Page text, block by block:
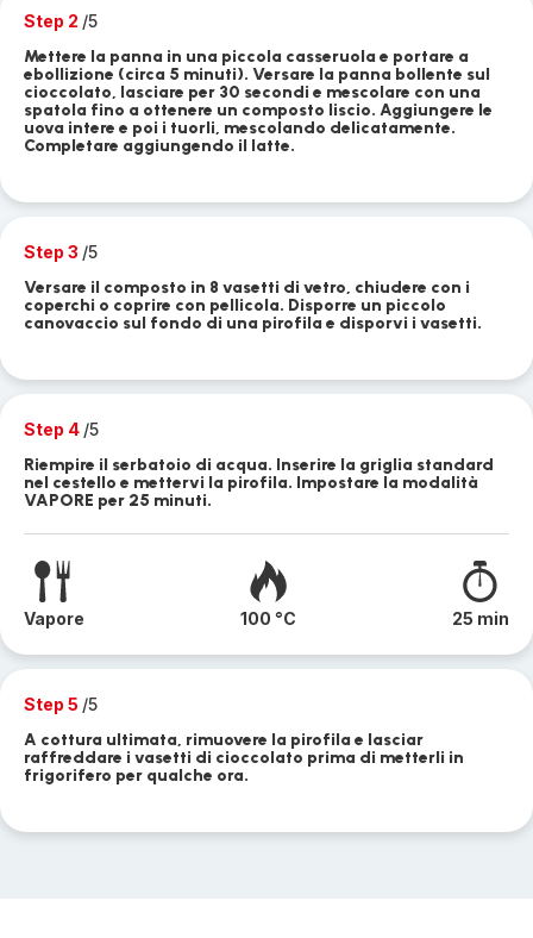
Step 2 /5
Mettere la panna in una piccola casseruola e portare a
ebollizione (circa 5 minuti). Versare la panna bollente sul
cioccolato, lasciare per 30 secondi e mescolare con una
spatola fino a ottenere un composto liscio. Aggiungere le
uova intere e poi i tuorli, mescolando delicatamente.
Completare aggiungendo il latte.
Step 3 /5
Versare il composto in 8 vasetti di vetro, chiudere con i
coperchi o coprire con pellicola. Disporre un piccolo
canovaccio sul fondo di una pirofila e disporvi i vasetti.
Step 4 /5
Riempire il serbatoio di acqua. Inserire la griglia standard
nel cestello e mettervi la pirofila. Impostare la modalità
VAPORE per 25 minuti.
Vapore 100 °C 25 min
Step 5 /5
A cottura ultimata, rimuovere la pirofila e lasciar
raffreddare i vasetti di cioccolato prima di metterli in
frigorifero per qualche ora.